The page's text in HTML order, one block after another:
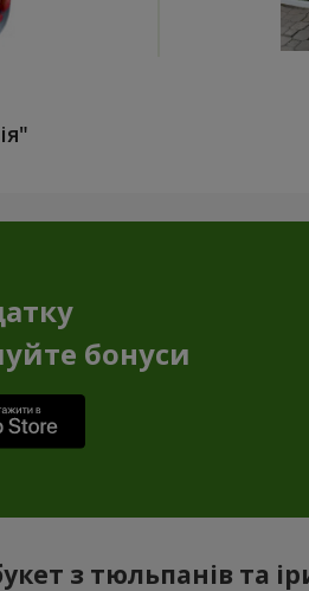
бонуси
з тюльпанів та